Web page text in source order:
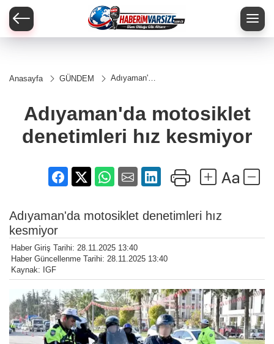
Anasayfa GÜNDEM
Adıyaman'da
hız kesmiyor
Adıyaman'da motosiklet
denetimleri hız kesmiyor
Adıyaman'da motosiklet denetimleri hız
kesmiyor
Haber Giriş Tarihi: 28.11.2025 13:40
Haber Güncellenme Tarihi: 28.11.2025 13:40
Kaynak: IGF